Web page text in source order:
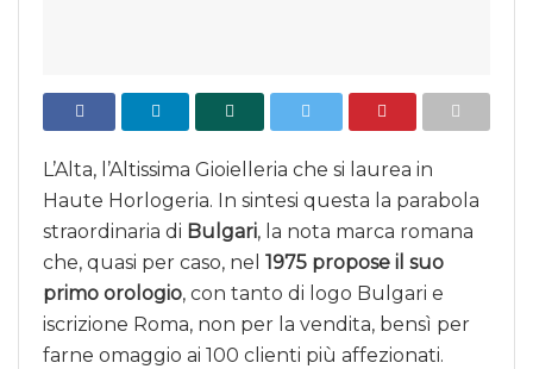
L’Alta, l’Altissima Gioielleria che si laurea in
Haute Horlogeria. In sintesi questa la parabola
straordinaria di Bulgari, la nota marca romana
che, quasi per caso, nel 1975 propose il suo
primo orologio, con tanto di logo Bulgari e
iscrizione Roma, non per la vendita, bensì per
farne omaggio ai 100 clienti più affezionati.